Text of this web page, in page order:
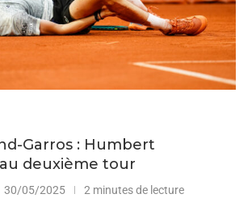
Garros : Humbert
deuxième tour
30/05/2025 2 minutes de lecture